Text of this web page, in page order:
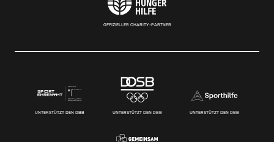
OFFIZIELLER CHARITY-PARTNER
UNTERSTÜTZT DEN DBB UNTERSTÜTZT DEN DBB UNTERSTÜTZT DEN DBB